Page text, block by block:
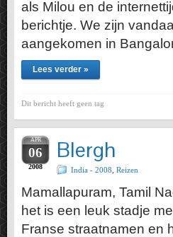
als Milou en de
berichtje. We zijn
aangekomen in
Lees verder »
Dit bericht heeft geen tag
APR
06
2008
Blergh
India - 2008 Reizen
Mamallapuram, Tamil
het is een leuk stadje
Franse straatnamen en